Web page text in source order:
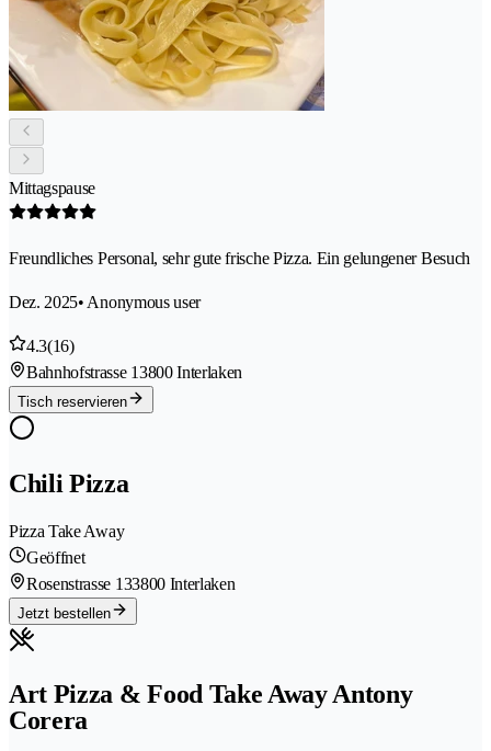
Mittagspause
Freundliches Personal, sehr gute frische Pizza. Ein gelungener Besuch
Dez. 2025• Anonymous user
4.3(16)
Bahnhofstrasse 13800 Interlaken
Tisch reservieren
Chili Pizza
Pizza Take Away
Geöffnet
Rosenstrasse 133800 Interlaken
Jetzt bestellen
Art Pizza & Food Take Away Antony
Corera